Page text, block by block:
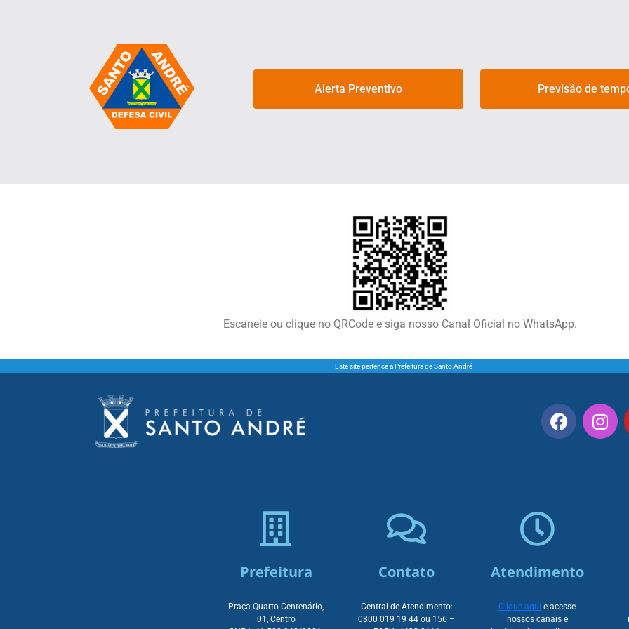
Alerta Preventivo Previsão de
Escaneie ou clique no QRCode e siga nosso Canal Oficial no WhatsApp.
Este site pertence a Prefeitura de Santo André
Prefeitura
Praça Quarto Centenário,
01, Centro
Contato
Central de Atendimento:
0800 019 19 44 ou 156 –
Atendimento
Clique aqui e acesse
nossos canais e